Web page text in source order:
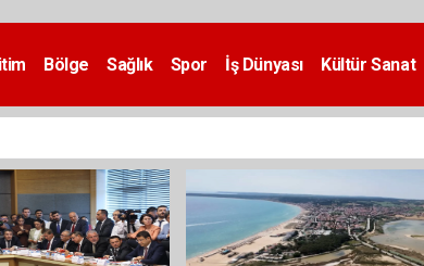
Bölge Sağlık Spor İş Dünyası Kültür Sanat